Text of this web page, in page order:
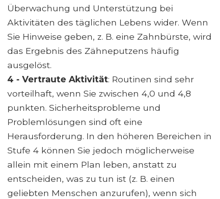
Überwachung und Unterstützung bei
Aktivitäten des täglichen Lebens wider. Wenn
Sie Hinweise geben, z. B. eine Zahnbürste, wird
das Ergebnis des Zähneputzens häufig
ausgelöst.
4 - Vertraute Aktivität: Routinen sind sehr
vorteilhaft, wenn Sie zwischen 4,0 und 4,8
punkten. Sicherheitsprobleme und
Problemlösungen sind oft eine
Herausforderung. In den höheren Bereichen in
Stufe 4 können Sie jedoch möglicherweise
allein mit einem Plan leben, anstatt zu
entscheiden, was zu tun ist (z. B. einen
geliebten Menschen anzurufen), wenn sich